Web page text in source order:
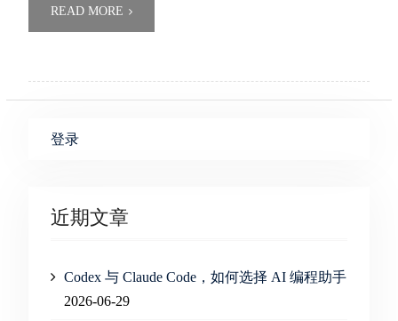
READ MORE
登录
近期文章
Codex 与 Claude Code，如何选择 AI 编程助手
2026-06-29